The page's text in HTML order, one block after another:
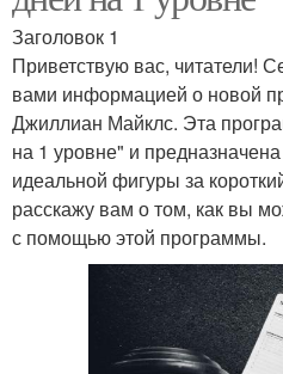
Заголовок 1
Приветствую вас, читатели!
вами информацией о новой
Джиллиан Майклс. Эта
на 1 уровне" и предназначена
идеальной фигуры за
расскажу вам о том, как вы
с помощью этой программы.